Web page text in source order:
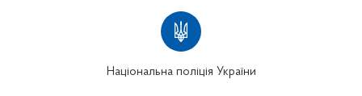
Національна поліція України